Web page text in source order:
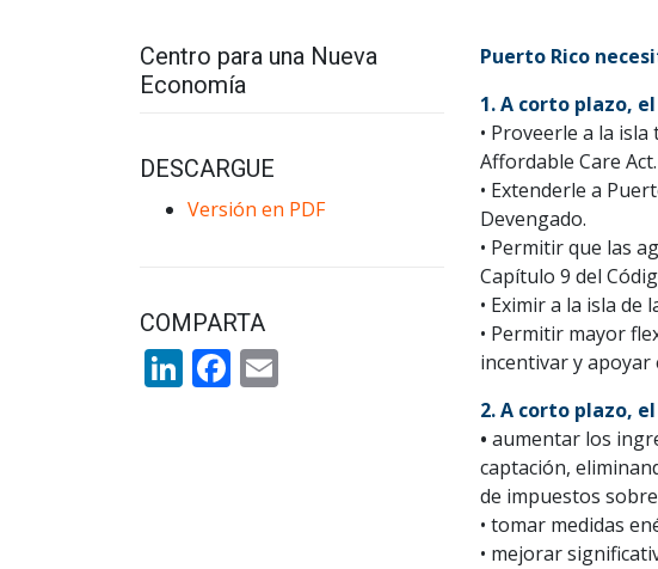
Centro para una Nueva
Economía
DESCARGUE
Versión en PDF
COMPARTA
LinkedIn
Facebook
Puerto Rico
1.A corto plazo,
• Proveerle a la
Affordable Care Act.
• Extenderle a
Devengado.
• Permitir que las
Capítulo 9 del
• Eximir a la isla de
• Permitir mayor
incentivar y
2. A corto plazo,
• aumentar los
captación,
de impuestos
• tomar medidas
• mejorar